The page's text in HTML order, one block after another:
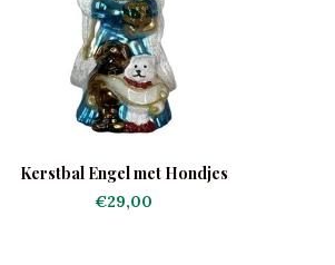
Kerstbal Engel met Hondjes
€29,00